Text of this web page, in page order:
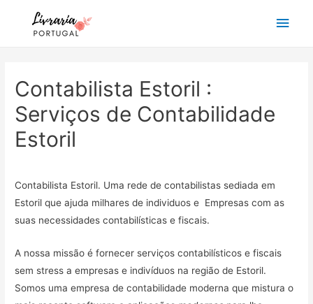
Main
Contabilista Estoril :
Serviços de Contabilidade
Estoril
Contabilista Estoril. Uma rede de contabilistas sediada em
Estoril que ajuda milhares de individuos e Empresas com as
suas necessidades contabilísticas e fiscais.
A nossa missão é fornecer serviços contabilísticos e fiscais
sem stress a empresas e indivíduos na região de Estoril.
Somos uma empresa de contabilidade moderna que mistura o